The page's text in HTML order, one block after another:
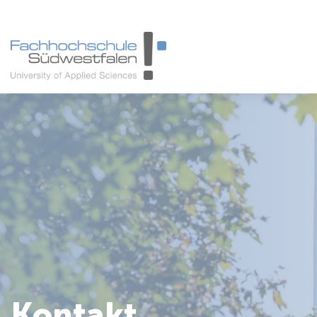
Studieninteressierte
Studienangebot
Studierende
Forschung & Transfer
Karriere